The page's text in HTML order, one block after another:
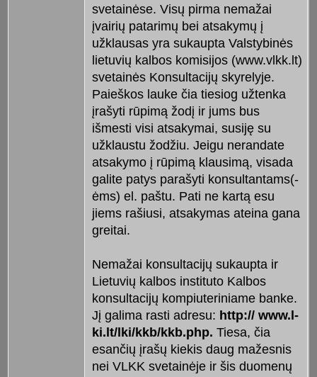
svetainėse. Visų pirma nemažai
įvairių patarimų bei atsakymų į
užklausas yra sukaupta Valstybinės
lietuvių kalbos komisijos (www.vlkk.lt)
svetainės Konsultacijų skyrelyje.
Paieškos lauke čia tiesiog užtenka
įrašyti rūpimą žodį ir jums bus
išmesti visi atsakymai, susiję su
užklaustu žodžiu. Jeigu nerandate
atsakymo į rūpimą klausimą, visada
galite patys parašyti konsultantams(-
ėms) el. paštu. Pati ne kartą esu
jiems rašiusi, atsakymas ateina gana
greitai.
Nemažai konsultacijų sukaupta ir
Lietuvių kalbos instituto Kalbos
konsultacijų kompiuteriniame banke.
Jį galima rasti adresu: http:// ww­w.l­­­
ki.lt/l­ki/kkb/kkb.php. Tiesa, čia
esančių įrašų kiekis daug mažesnis
nei VLKK svetainėje ir šis duomenų